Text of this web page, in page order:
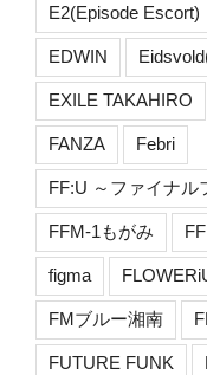
E2(Episode Escort)
EDWIN
EXILE TAKAHIRO
FANZA Febri
FF:U ～ファイナル
FFM-1もがみ
figma
FMブルー湘南
FUTURE FUNK